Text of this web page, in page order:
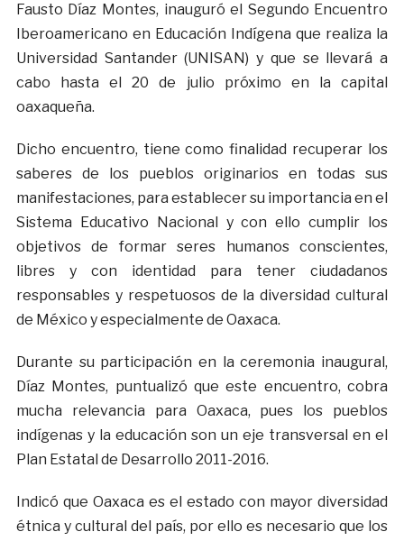
Fausto Díaz Montes, inauguró el Segundo Encuentro
Iberoamericano en Educación Indígena que realiza la
Universidad Santander (UNISAN) y que se llevará a
cabo hasta el 20 de julio próximo en la capital
oaxaqueña.
Dicho encuentro, tiene como finalidad recuperar los
saberes de los pueblos originarios en todas sus
manifestaciones, para establecer su importancia en el
Sistema Educativo Nacional y con ello cumplir los
objetivos de formar seres humanos conscientes,
libres y con identidad para tener ciudadanos
responsables y respetuosos de la diversidad cultural
de México y especialmente de Oaxaca.
Durante su participación en la ceremonia inaugural,
Díaz Montes, puntualizó que este encuentro, cobra
mucha relevancia para Oaxaca, pues los pueblos
indígenas y la educación son un eje transversal en el
Plan Estatal de Desarrollo 2011-2016.
Indicó que Oaxaca es el estado con mayor diversidad
étnica y cultural del país, por ello es necesario que los